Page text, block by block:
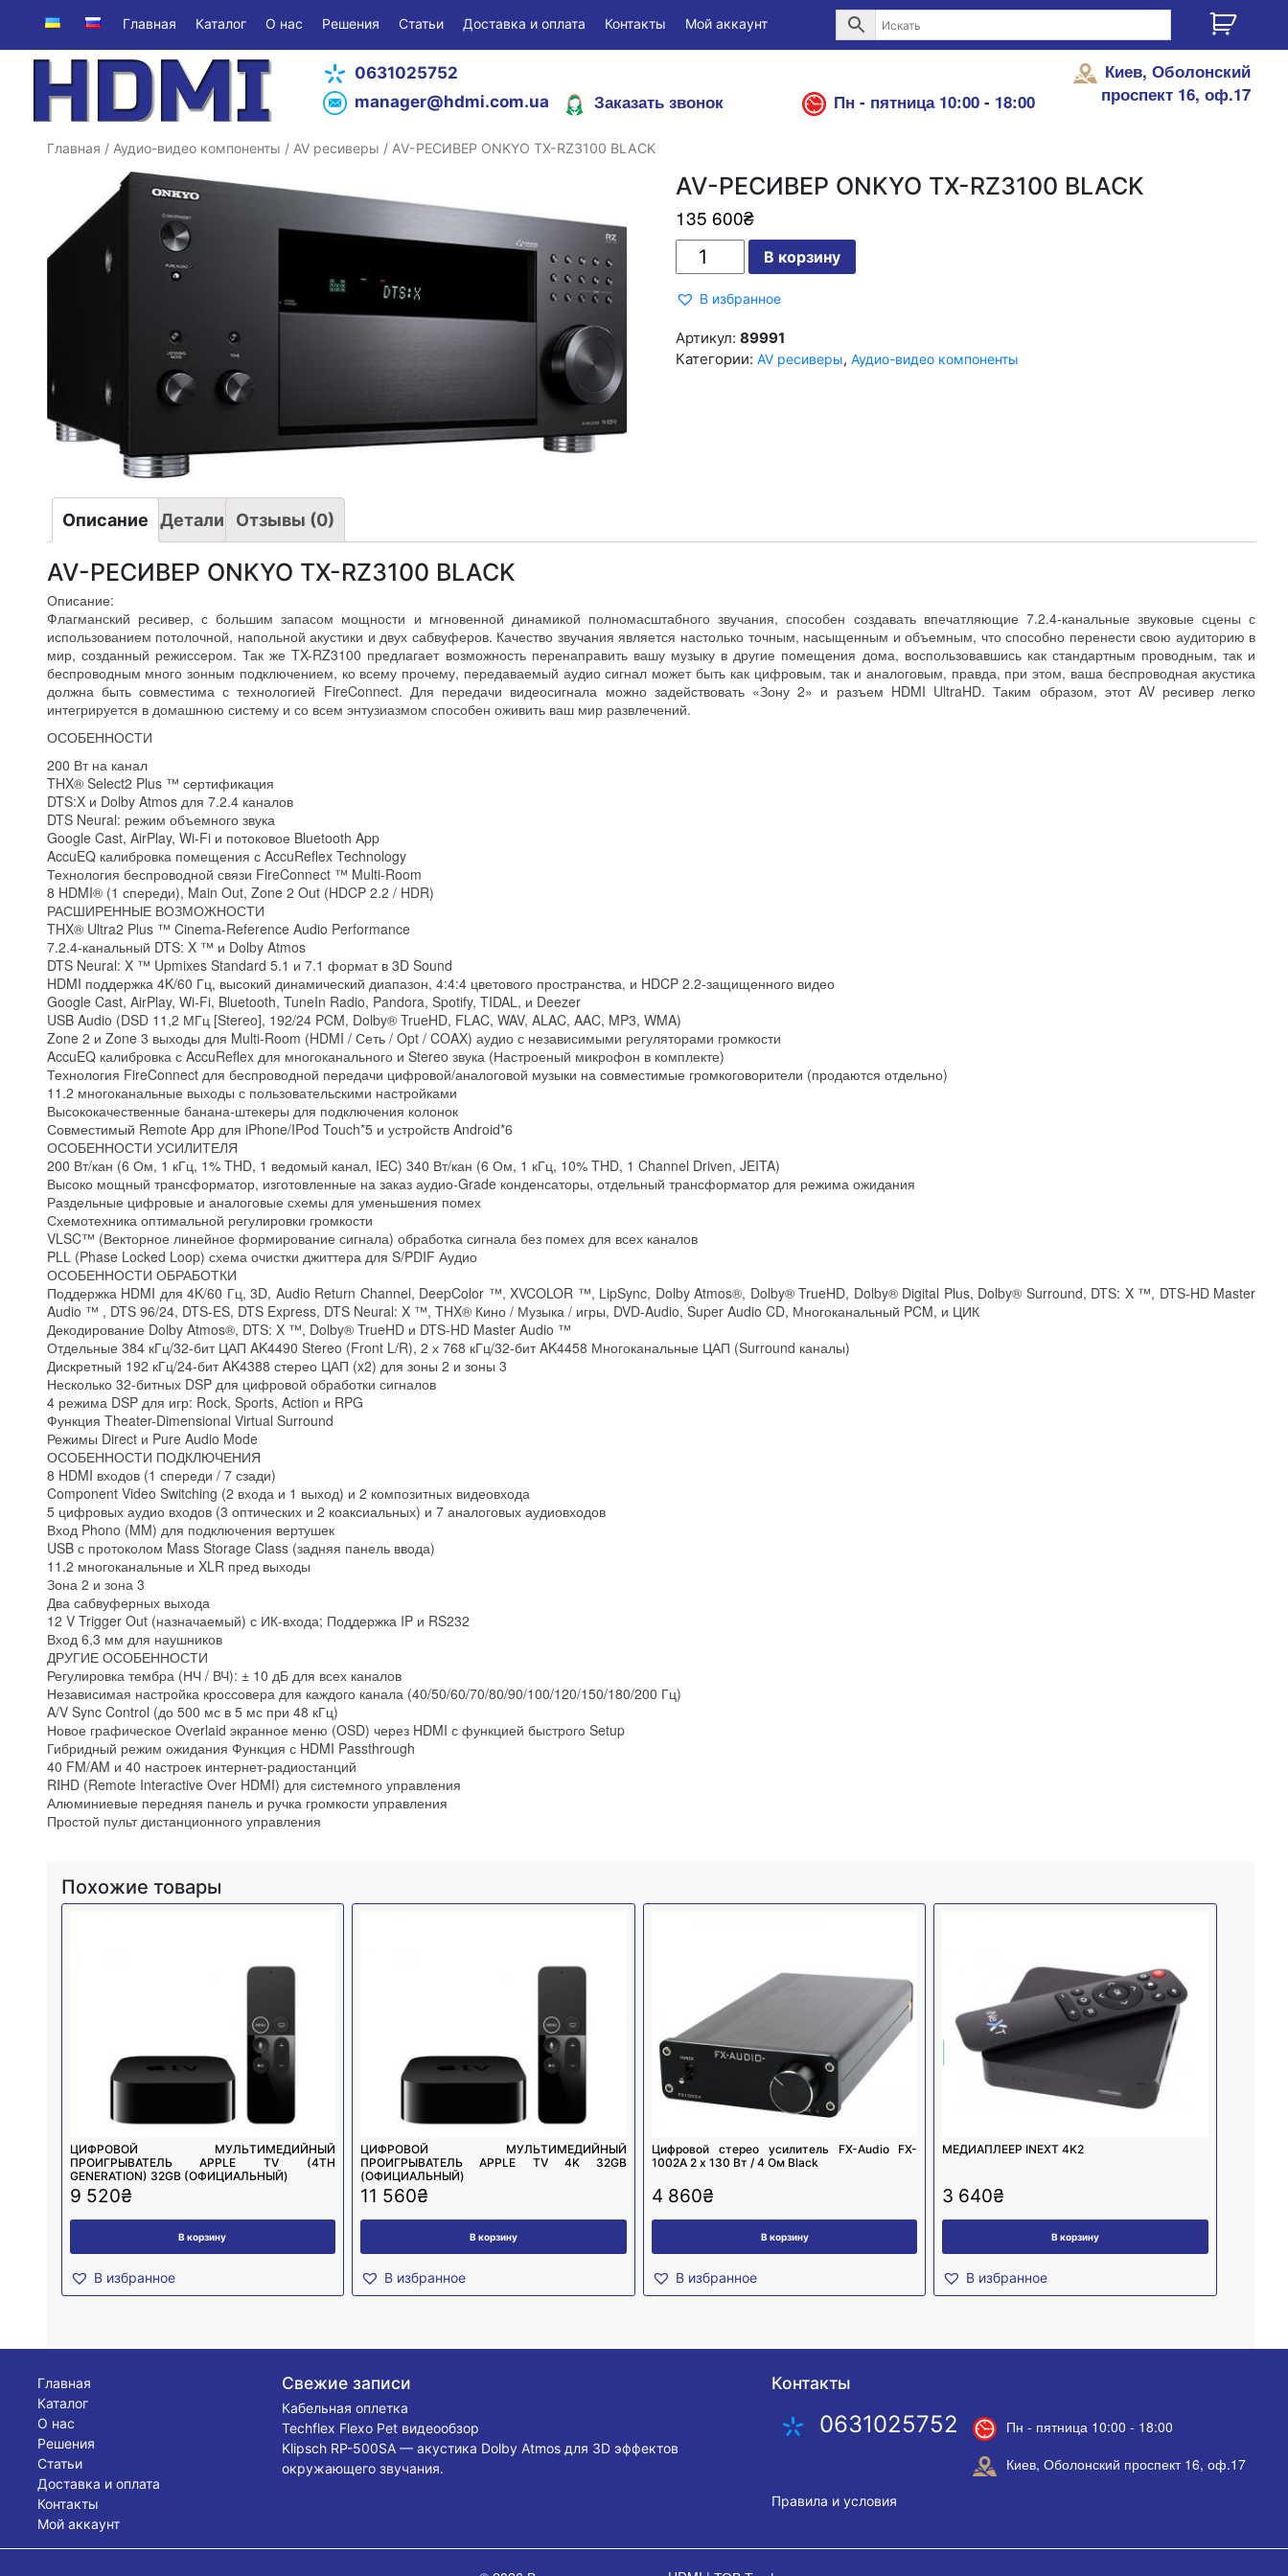
Главная Каталог О нас Решения Статьи Доставка и оплата Контакты Мой аккаунт
0631025752
manager@hdmi.com.ua
Заказать звонок Пн - пятница 10:00 - 18:00
Киев, Оболонский
проспект 16, оф.17
Главная / Аудио-видео компоненты / AV ресиверы / AV-РЕСИВЕР ONKYO TX-RZ3100 BLACK
AV-РЕСИВЕР ONKYO TX-RZ3100 BLACK
135 600₴
РЕСИВЕР
TX-
BLACK
В корзину
В избранное
Артикул: 89991
Категории: AV ресиверы, Аудио-видео компоненты
Описание Детали Отзывы (0)
AV-РЕСИВЕР ONKYO TX-RZ3100 BLACK
Описание:
Флагманский ресивер, с большим запасом мощности и мгновенной динамикой полномасштабного звучания, способен создавать впечатляющие 7.2.4-канальные звуковые сцены с
использованием потолочной, напольной акустики и двух сабвуферов. Качество звучания является настолько точным, насыщенным и объемным, что способно перенести свою аудиторию в
мир, созданный режиссером. Так же TX-RZ3100 предлагает возможность перенаправить вашу музыку в другие помещения дома, воспользовавшись как стандартным проводным, так и
беспроводным много зонным подключением, ко всему прочему, передаваемый аудио сигнал может быть как цифровым, так и аналоговым, правда, при этом, ваша беспроводная акустика
должна быть совместима с технологией FireConnect. Для передачи видеосигнала можно задействовать «Зону 2» и разъем HDMI UltraHD. Таким образом, этот AV ресивер легко
интегрируется в домашнюю систему и со всем энтузиазмом способен оживить ваш мир развлечений.
ОСОБЕННОСТИ
200 Вт на канал
THX® Select2 Plus ™ сертификация
DTS:X и Dolby Atmos для 7.2.4 каналов
DTS Neural: режим объемного звука
Google Cast, AirPlay, Wi-Fi и потоковое Bluetooth App
AccuEQ калибровка помещения с AccuReflex Technology
Технология беспроводной связи FireConnect ™ Multi-Room
8 HDMI® (1 спереди), Main Out, Zone 2 Out (HDCP 2.2 / HDR)
РАСШИРЕННЫЕ ВОЗМОЖНОСТИ
THX® Ultra2 Plus ™ Cinema-Reference Audio Performance
7.2.4-канальный DTS: X ™ и Dolby Atmos
DTS Neural: X ™ Upmixes Standard 5.1 и 7.1 формат в 3D Sound
HDMI поддержка 4K/60 Гц, высокий динамический диапазон, 4:4:4 цветового пространства, и HDCP 2.2-защищенного видео
Google Cast, AirPlay, Wi-Fi, Bluetooth, TuneIn Radio, Pandora, Spotify, TIDAL, и Deezer
USB Audio (DSD 11,2 МГц [Stereo], 192/24 PCM, Dolby® TrueHD, FLAC, WAV, ALAC, AAC, MP3, WMA)
Zone 2 и Zone 3 выходы для Multi-Room (HDMI / Сеть / Opt / COAX) аудио с независимыми регуляторами громкости
AccuEQ калибровка с AccuReflex для многоканального и Stereo звука (Настроеный микрофон в комплекте)
Технология FireConnect для беспроводной передачи цифровой/аналоговой музыки на совместимые громкоговорители (продаются отдельно)
11.2 многоканальные выходы с пользовательскими настройками
Высококачественные банана-штекеры для подключения колонок
Совместимый Remote App для iPhone/IPod Touch*5 и устройств Android*6
ОСОБЕННОСТИ УСИЛИТЕЛЯ
200 Вт/кан (6 Ом, 1 кГц, 1% THD, 1 ведомый канал, IEC) 340 Вт/кан (6 Ом, 1 кГц, 10% THD, 1 Channel Driven, JEITA)
Высоко мощный трансформатор, изготовленные на заказ аудио-Grade конденсаторы, отдельный трансформатор для режима ожидания
Раздельные цифровые и аналоговые схемы для уменьшения помех
Схемотехника оптимальной регулировки громкости
VLSC™ (Векторное линейное формирование сигнала) обработка сигнала без помех для всех каналов
PLL (Phase Locked Loop) схема очистки джиттера для S/PDIF Аудио
ОСОБЕННОСТИ ОБРАБОТКИ
Поддержка HDMI для 4K/60 Гц, 3D, Audio Return Channel, DeepColor ™, XVCOLOR ™, LipSync, Dolby Atmos®, Dolby® TrueHD, Dolby® Digital Plus, Dolby® Surround, DTS: X ™, DTS-HD Master
Audio ™ , DTS 96/24, DTS-ES, DTS Express, DTS Neural: X ™, THX® Кино / Музыка / игры, DVD-Audio, Super Audio CD, Многоканальный PCM, и ЦИК
Декодирование Dolby Atmos®, DTS: X ™, Dolby® TrueHD и DTS-HD Master Audio ™
Отдельные 384 кГц/32-бит ЦАП AK4490 Stereo (Front L/R), 2 х 768 кГц/32-бит AK4458 Многоканальные ЦАП (Surround каналы)
Дискретный 192 кГц/24-бит AK4388 стерео ЦАП (x2) для зоны 2 и зоны 3
Несколько 32-битных DSP для цифровой обработки сигналов
4 режима DSP для игр: Rock, Sports, Action и RPG
Функция Theater-Dimensional Virtual Surround
Режимы Direct и Pure Audio Mode
ОСОБЕННОСТИ ПОДКЛЮЧЕНИЯ
8 HDMI входов (1 спереди / 7 сзади)
Component Video Switching (2 входа и 1 выход) и 2 композитных видеовхода
5 цифровых аудио входов (3 оптических и 2 коаксиальных) и 7 аналоговых аудиовходов
Вход Phono (MM) для подключения вертушек
USB с протоколом Mass Storage Class (задняя панель ввода)
11.2 многоканальные и XLR пред выходы
Зона 2 и зона 3
Два сабвуферных выхода
12 V Trigger Out (назначаемый) с ИК-входа; Поддержка IP и RS232
Вход 6,3 мм для наушников
ДРУГИЕ ОСОБЕННОСТИ
Регулировка тембра (НЧ / ВЧ): ± 10 дБ для всех каналов
Независимая настройка кроссовера для каждого канала (40/50/60/70/80/90/100/120/150/180/200 Гц)
A/V Sync Control (до 500 мс в 5 мс при 48 кГц)
Новое графическое Overlaid экранное меню (OSD) через HDMI с функцией быстрого Setup
Гибридный режим ожидания Функция с HDMI Passthrough
40 FM/AM и 40 настроек интернет-радиостанций
RIHD (Remote Interactive Over HDMI) для системного управления
Алюминиевые передняя панель и ручка громкости управления
Простой пульт дистанционного управления
Похожие товары
ЦИФРОВОЙ МУЛЬТИМЕДИЙНЫЙ
ПРОИГРЫВАТЕЛЬ APPLE TV (4TH
GENERATION) 32GB (ОФИЦИАЛЬНЫЙ)
9 520₴
В корзину
В избранное
ЦИФРОВОЙ МУЛЬТИМЕДИЙНЫЙ
ПРОИГРЫВАТЕЛЬ APPLE TV 4K 32GB
(ОФИЦИАЛЬНЫЙ)
11 560₴
В корзину
В избранное
Цифровой стерео усилитель FX-Audio FX-
1002A 2 х 130 Вт / 4 Ом Black
4 860₴
В корзину
В избранное
МЕДИАПЛЕЕР INEXT 4K2
3 640₴
В корзину
В избранное
Главная
Каталог
О нас
Решения
Статьи
Доставка и оплата
Контакты
Мой аккаунт
Свежие записи
Кабельная оплетка
Techflex Flexo Pet видеообзор
Klipsch RP-500SA — акустика Dolby Atmos для 3D эффектов
окружающего звучания.
Контакты
0631025752
Пн - пятница 10:00 - 18:00
Киев, Оболонский проспект 16, оф.17
Правила и условия